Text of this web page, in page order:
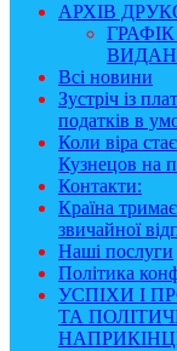
АРХІВ
Всі новини
Зустріч із
податків в
Коли віра
Кузнецов на
Контакти:
Країна
звичайної
Наші послуги
Політика
УСПІХИ І
ТА